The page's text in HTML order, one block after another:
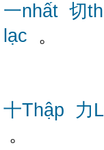
一nhất 切
lạc 。
十Thập 力
。